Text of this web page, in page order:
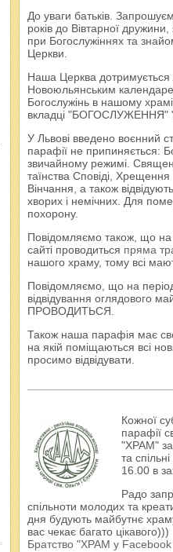
До уваги батьків.
років до Вівтарної дружини,
при Богослужіннях та
Церкви.
Наша Церква дотримується
Новоюльянським
Богослужінь в нашому
вкладці "БОГОСЛУЖЕННЯ"
У Львові введено воєнний
парафії не припиняється:
звичайному режимі.
таїнства Сповіді,
Вінчання, а також
хворих і немічних. Для
похорону.
Повідомляємо також, що
сайті проводиться пряма
нашого храму, тому всі
Повідомляємо, що на період
відвідування оглядового
ПРОВОДИТЬСЯ.
Також наша парафія має
на якій поміщаються всі
просимо відвідувати.
Кожної
парафії
"ХРАМ"
та
16.00 в
Радо
спільноти молодих та
дня будують майбутнє
вас чекає багато цікавого)))
Братство "ХРАМ у